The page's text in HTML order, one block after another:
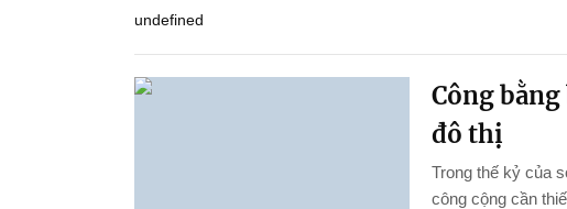
undefined
Công
đô thị
Trong thế kỷ của
công cộng cần